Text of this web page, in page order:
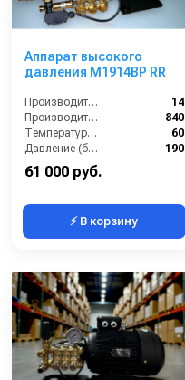
Аппарат высокого
давления M1914BP RR
Производительность (л/мин):
14
Производительность (л/ч):
840
Температура (°C):
60
Давление (бар):
190
61 000 руб.
⚡ В корзину